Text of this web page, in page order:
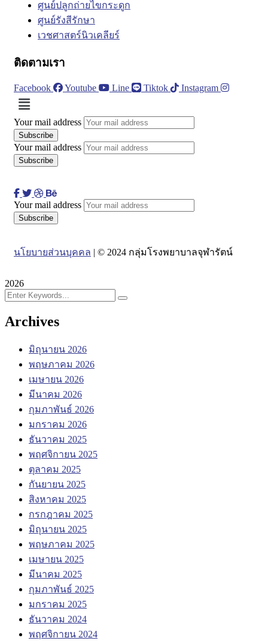
ศูนย์ปลูกถ่ายไขกระดูก
ศูนย์รังสีรักษา
เวชศาสตร์นิวเคลียร์
ติดตามเรา
Facebook Youtube Line Tiktok Instagram
Menu
Your mail address
Your mail address
Your mail address
นโยบายส่วนบุคคล | © 2024 กลุ่มโรงพยาบาลจุฬารัตน์
2026
Archives
มิถุนายน 2026
พฤษภาคม 2026
เมษายน 2026
มีนาคม 2026
กุมภาพันธ์ 2026
มกราคม 2026
ธันวาคม 2025
พฤศจิกายน 2025
ตุลาคม 2025
กันยายน 2025
สิงหาคม 2025
กรกฎาคม 2025
มิถุนายน 2025
พฤษภาคม 2025
เมษายน 2025
มีนาคม 2025
กุมภาพันธ์ 2025
มกราคม 2025
ธันวาคม 2024
พฤศจิกายน 2024